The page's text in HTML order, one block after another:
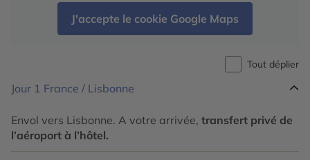
J'accepte le cookie Google Maps
Tout déplier
Jour 1 France / Lisbonne
Envol vers Lisbonne. A votre arrivée, transfert privé de
l’aéroport à l’hôtel.